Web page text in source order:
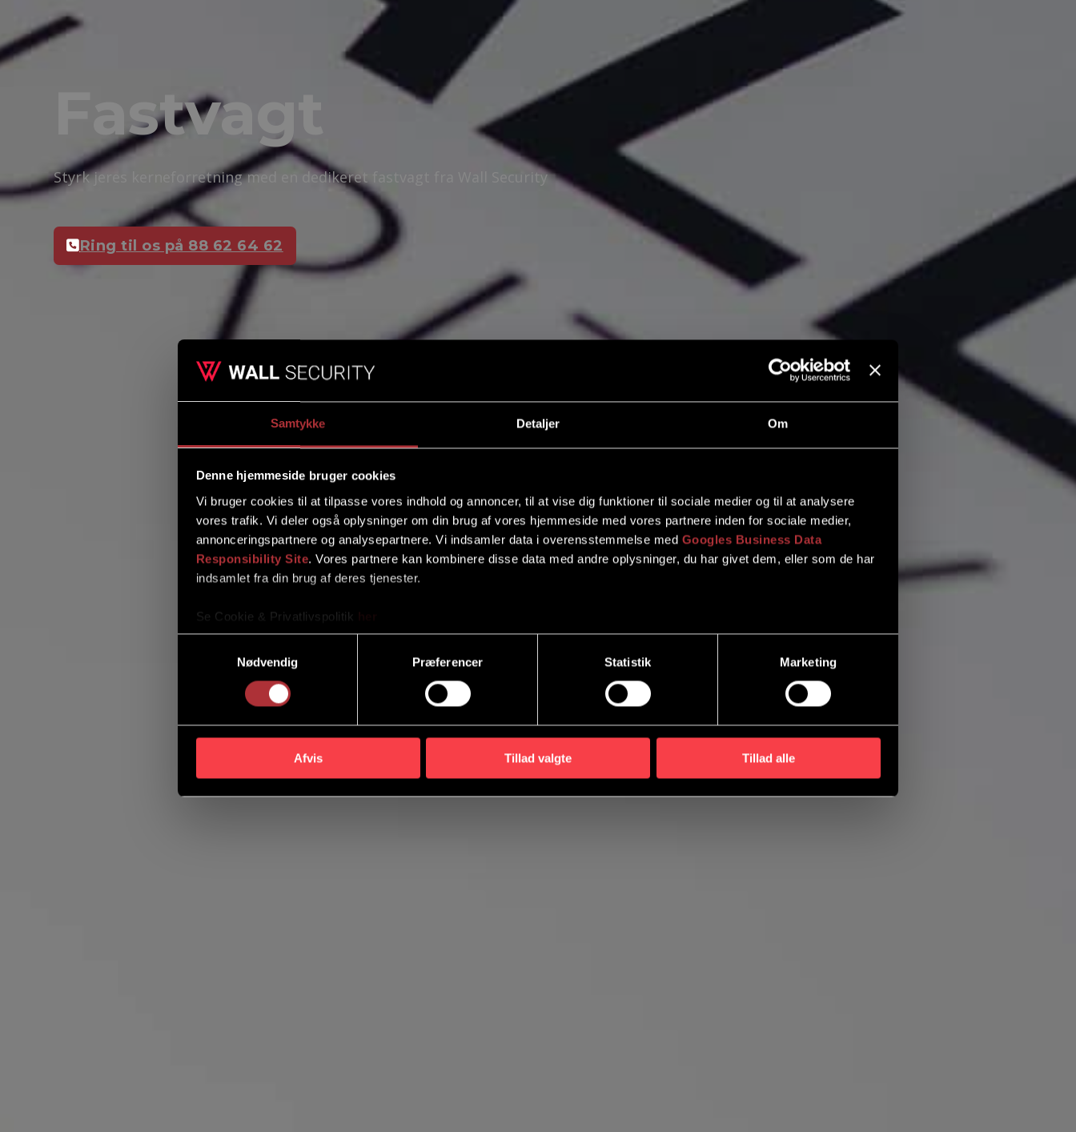
Samtykke Detaljer Om
Denne hjemmeside bruger cookies
Vi bruger cookies til at tilpasse vores indhold og annoncer, til at vise dig funktioner til sociale medier og til at analysere
vores trafik. Vi deler også oplysninger om din brug af vores hjemmeside med vores partnere inden for sociale medier,
annonceringspartnere og analysepartnere. Vi indsamler data i overensstemmelse med Googles Business Data
Responsibility Site. Vores partnere kan kombinere disse data med andre oplysninger, du har givet dem, eller som de har
indsamlet fra din brug af deres tjenester.
Se Cookie & Privatlivspolitik
her
Nødvendig
Præferencer Statistik Marketing
Afvis Tillad valgte Tillad alle
Fastvagt
Styrk jeres kerneforretning med en dedikeret fastvagt fra Wall Security
Ring til os på 88 62 64 62